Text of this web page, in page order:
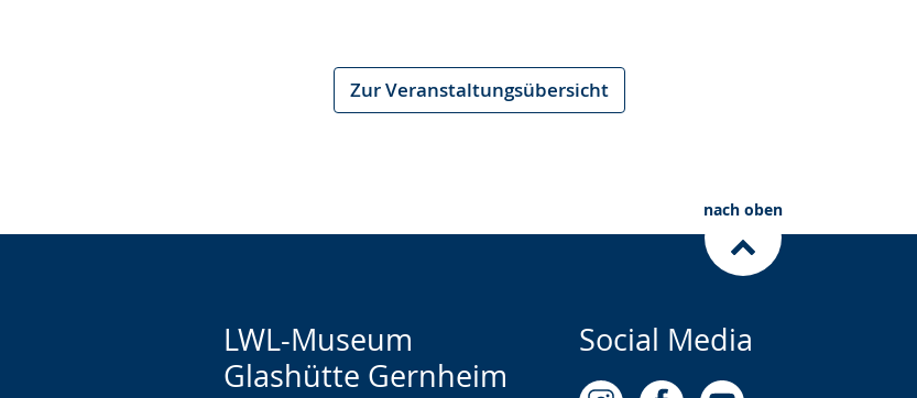
Zur Veranstaltungsübersicht
nach oben
LWL-Museum
Glashütte Gernheim
Social Media